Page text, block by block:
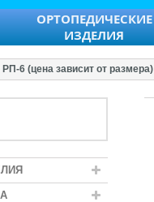
ОРТОПЕДИЧЕСКИЕ
ИЗДЕЛИЯ
6 (цена зависит от размера)